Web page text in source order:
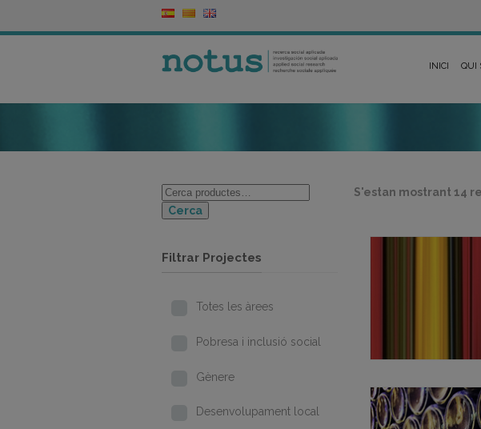
INICI QUI
S'estan mostrant 14
Cerca
Filtrar Projectes
Totes les àrees
Pobresa i inclusió social
Gènere
Desenvolupament local